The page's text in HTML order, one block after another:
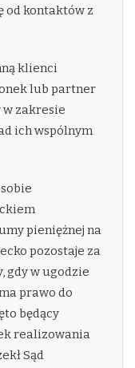
od kontaktów z
klienci
lub partner
w zakresie
ich wspólnym
pieniężnej na
pozostaje za
gdy w ugodzie
prawo do
będący
realizowania
Sąd